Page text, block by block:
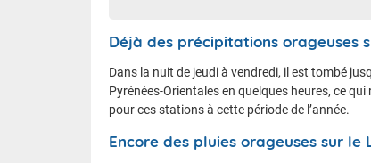
Déjà des précipitations orageuses
Dans la nuit de jeudi à vendredi, il est tombé
Pyrénées-Orientales en quelques heures, ce
pour ces stations à cette période de l’année.
Encore des pluies orageuses sur